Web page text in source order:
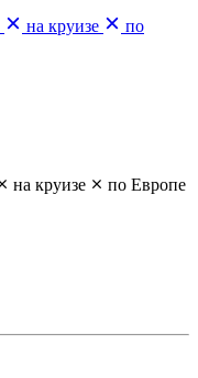
на круизе
по
на круизе по Европе